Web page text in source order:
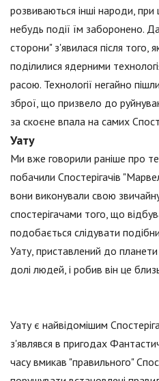
розвиваються інші народи, при
небудь події їм заборонено.
сторони" з'явилася після того,
поділилися ядерними
расою. Технології негайно
зброї, що призвело до
за скоєне впала на самих
Уату
Ми вже говорили раніше про
побачили Спостерігачів
вони виконували свою
спостерігачами того, що
подобається слідувати
Уату, приставлений до
долі людей, і робив він це
Уату є найвідомішим
з'являвся в пригодах
часу вмикав "правильного"